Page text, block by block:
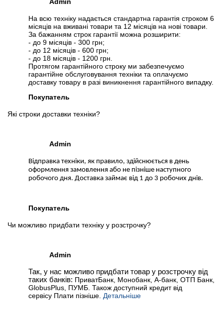
На всю техніку надається стандартна гарантія строком 6
місяців на вживані товари та 12 місяців на нові товари.
За бажанням строк гарантії можна розширити:
- до 9 місяців - 300 грн;
- до 12 місяців - 600 грн;
- до 18 місяців - 1200 грн.
Протягом гарантійного строку ми забезпечуємо
гарантійне обслуговування техніки та оплачуємо
доставку товару в разі виникнення гарантійного випадку.
Покупатель
Які строки доставки техніки?
Admin
Відправка техніки, як правило, здійснюється в день
оформлення замовлення або не пізніше наступного
робочого дня. Доставка займає від 1 до 3 робочих днів.
Покупатель
Чи можливо придбати техніку у розстрочку?
Admin
Так, у нас можливо придбати товар у розстрочку від
таких банків: ПриватБанк, Монобанк, А-банк, ОТП Банк,
GlobusPlus, ПУМБ. Також доступний кредит від
сервісу Плати пізніше. Детальніше